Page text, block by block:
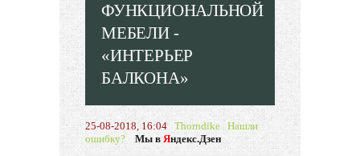
ФУНКЦИОНАЛЬНОЙ
МЕБЕЛИ -
«ИНТЕРЬЕР
БАЛКОНА»
25-08-2018, 16:04 Thorndike Нашли
ошибку?
Мы в Яндекс.Дзен